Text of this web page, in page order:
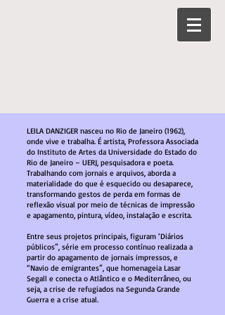
LEILA DANZIGER nasceu no Rio de Janeiro (1962),
onde vive e trabalha. É artista, Professora Associada
do Instituto de Artes da Universidade do Estado do
Rio de Janeiro – UERJ, pesquisadora e poeta.
Trabalhando com jornais e arquivos, aborda a
materialidade do que é esquecido ou desaparece,
transformando gestos de perda em formas de
reflexão visual por meio de técnicas de impressão
e apagamento, pintura, vídeo, instalação e escrita.
Entre seus projetos principais, figuram ‘Diários
públicos”, série em processo contínuo realizada a
partir do apagamento de jornais impressos, e
“Navio de emigrantes”, que homenageia Lasar
Segall e conecta o Atlântico e o Mediterrâneo, ou
seja, a crise de refugiados na Segunda Grande
Guerra e a crise atual.